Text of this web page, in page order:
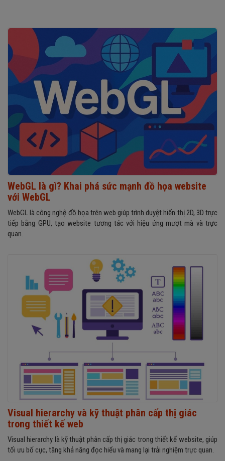
WebGL là gì? Khai phá sức mạnh đồ họa website
với WebGL
WebGL là công nghệ đồ họa trên web giúp trình duyệt hiển thị 2D, 3D trực
tiếp bằng GPU, tạo website tương tác với hiệu ứng mượt mà và trực
quan.
Visual hierarchy và kỹ thuật phân cấp thị giác
trong thiết kế web
Visual hierarchy là kỹ thuật phân cấp thị giác trong thiết kế website, giúp
tối ưu bố cục, tăng khả năng đọc hiểu và mang lại trải nghiệm trực quan.